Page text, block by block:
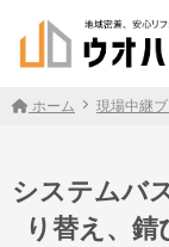
ホーム 現場中継
システムバ
り替え、